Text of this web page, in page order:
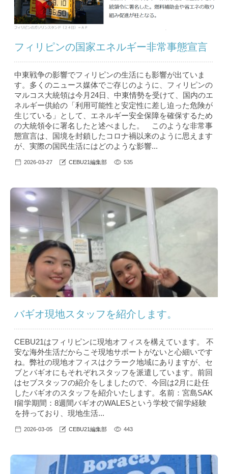
フィリピンの国家エネルギー非常事態宣言
中東戦争の影響でフィリピンの生活にも影響が出ていま
す。多くのニュース媒体でご存じのように、フィリピンの
マルコス大統領は今月24日、中東情勢を受けて、国内のエ
ネルギー供給の「利用可能性と安定性に差し迫った危険が
生じている」として、エネルギー安全保障を確保するため
の大統領令に署名したと述べました。 このような非常事
態宣言は、国境を封鎖したコロナ禍以来のように思えます
が、実際の国民生活にはどのような影響...
2026-03-27 CEBU21編集部 535
バギオ現地スタッフを紹介します。
CEBU21はフィリピンに現地オフィスを構えています。 不
安な海外生活だからこそ現地サポートがないと心細いです
ね。弊社の現地オフィスはクラーク地域にありますが、セ
ブとバギオにもそれぞれスタッフを派遣しています。前回
はセブスタッフの紹介をしましたので、今回は2月に赴任
したバギオのスタッフを紹介いたします。名前：宮島SAK
I留学期間：8週間バギオのWALESという学校で留学経験
を持っており、現地生活...
2026-03-05 CEBU21編集部 443